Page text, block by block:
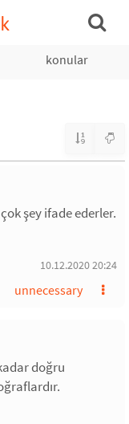
konular
şey ifade ederler.
10.12.2020 20:24
unnecessary
doğru